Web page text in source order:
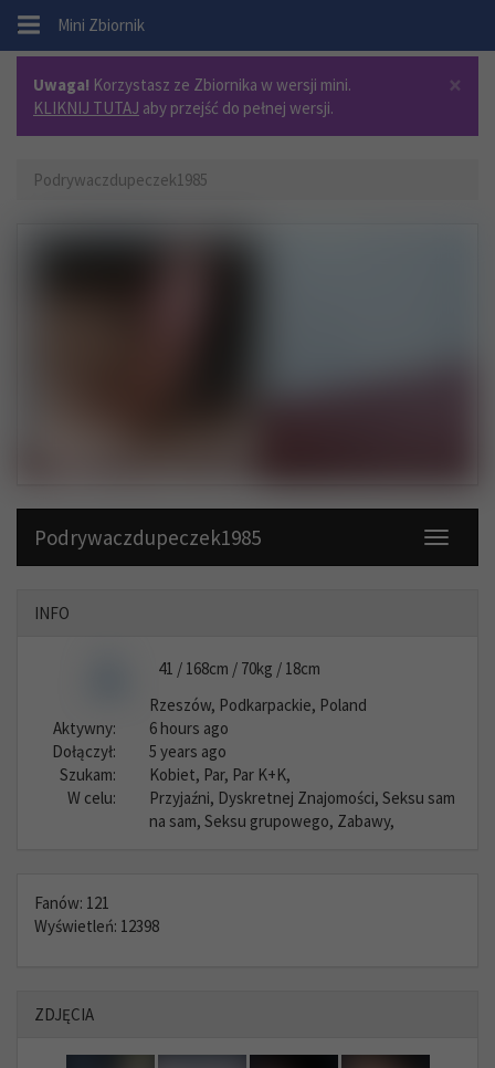
. Mini Zbiornik
×
Uwaga! Korzystasz ze Zbiornika w wersji mini.
KLIKNIJ TUTAJ aby przejść do pełnej wersji.
Podrywaczdupeczek1985
Toggle
Podrywaczdupeczek1985
INFO
41 / 168cm / 70kg / 18cm
Rzeszów, Podkarpackie, Poland
Aktywny:
6 hours ago
Dołączył:
5 years ago
Szukam:
Kobiet, Par, Par K+K,
W celu:
Przyjaźni, Dyskretnej Znajomości, Seksu sam
na sam, Seksu grupowego, Zabawy,
Fanów: 121
Wyświetleń: 12398
ZDJĘCIA